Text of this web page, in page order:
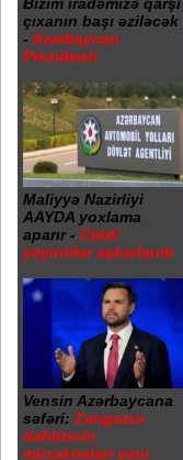
çıxanın başı əziləcək
- Azərbaycan
Prezidenti
Maliyyə Nazirliyi
AAYDA yoxlama
aparır - Ciddi
yeyintilər aşkarlanıb
Vensin Azərbaycana
səfəri: Zəngəzur
dəhlizinin
müzakirələri yeni